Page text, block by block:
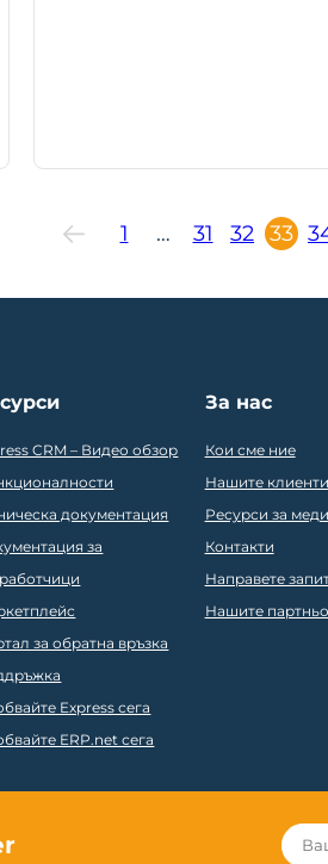
1 … 31 32 33
CRM – Видео обзор
документация
за
за обратна връзка
Express сега
ERP.net сега
За нас
Кои сме ние
Нашите клиенти
Ресурси за
Контакти
Направете
Нашите